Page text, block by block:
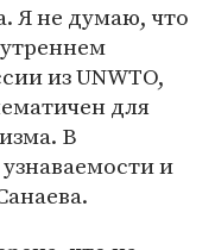
Я не думаю, что
из UNWTO,
для
В
и